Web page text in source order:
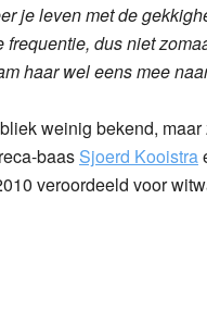
je leven met de
frequentie, dus niet
haar wel eens mee
weinig bekend,
baas Sjoerd Kooistra
veroordeeld voor